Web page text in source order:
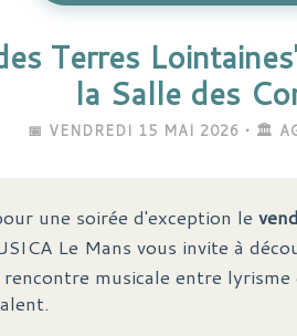
Terres
la Salle des
📅 VENDREDI 15 MAI 2026 • 🏛️
une soirée d'exception le
Le Mans vous invite à
rencontre musicale entre